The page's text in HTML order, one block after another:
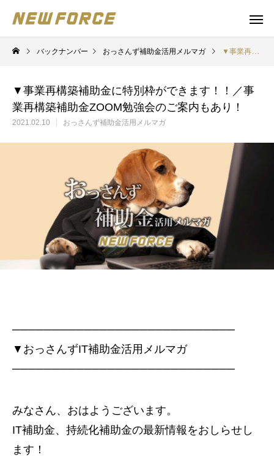
WEBコンテンツ
WEBマーケティング戦略立案 補助金の取得
バックナンバー おっさんず補助金活用メルマガ ▼事業再構築補助金に特別枠ができます！！／事業再構築補助金ZOOM勉強会のご案内もあり！
▼事業再構築補助金に特別枠ができます！！／事
業再構築補助金ZOOM勉強会のご案内もあり！
2021.02.10 おっさんず補助金活用メルマガ
────────────────────────────
▼おっさんずIT補助金活用メルマガ
────────────────────────────
みなさん、おはようございます。
IT補助金、持続化補助金の最新情報をおしらせし
ます！